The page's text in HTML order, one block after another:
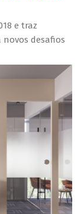
e traz
desafios